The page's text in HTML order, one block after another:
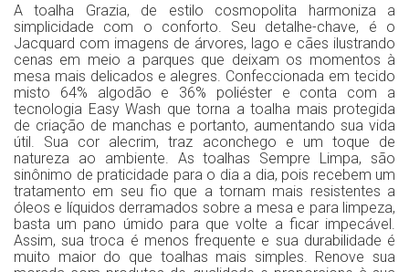
A toalha Grazia, de estilo cosmopolita harmoniza a
simplicidade com o conforto. Seu detalhe-chave, é o
Jacquard com imagens de árvores, lago e cães ilustrando
cenas em meio a parques que deixam os momentos à
mesa mais delicados e alegres. Confeccionada em tecido
misto 64% algodão e 36% poliéster e conta com a
tecnologia Easy Wash que torna a toalha mais protegida
de criação de manchas e portanto, aumentando sua vida
útil. Sua cor alecrim, traz aconchego e um toque de
natureza ao ambiente. As toalhas Sempre Limpa, são
sinônimo de praticidade para o dia a dia, pois recebem um
tratamento em seu fio que a tornam mais resistentes a
óleos e líquidos derramados sobre a mesa e para limpeza,
basta um pano úmido para que volte a ficar impecável.
Assim, sua troca é menos frequente e sua durabilidade é
muito maior do que toalhas mais simples. Renove sua